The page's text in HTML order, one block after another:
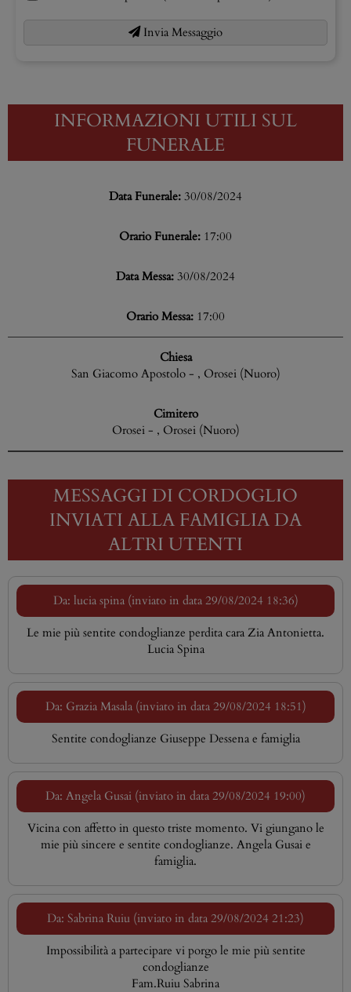
Invia Messaggio
INFORMAZIONI UTILI SUL
FUNERALE
Data Funerale:30/08/2024
Orario Funerale: 17:00
Data Messa:30/08/2024
Orario Messa: 17:00
Chiesa
San Giacomo Apostolo - , Orosei (Nuoro)
Cimitero
Orosei - , Orosei (Nuoro)
MESSAGGI DI CORDOGLIO
INVIATI ALLA FAMIGLIA DA
ALTRI UTENTI
Da: lucia spina (inviato in data 29/08/2024 18:36)
Le mie più sentite condoglianze perdita cara Zia Antonietta.
Lucia Spina
Da: Grazia Masala (inviato in data 29/08/2024 18:51)
Sentite condoglianze Giuseppe Dessena e famiglia
Da: Angela Gusai (inviato in data 29/08/2024 19:00)
Vicina con affetto in questo triste momento. Vi giungano le
mie più sincere e sentite condoglianze. Angela Gusai e
famiglia.
Da: Sabrina Ruiu (inviato in data 29/08/2024 21:23)
Impossibilità a partecipare vi porgo le mie più sentite
condoglianze
Fam.Ruiu Sabrina